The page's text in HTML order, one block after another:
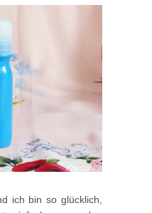
ich bin so glücklich,